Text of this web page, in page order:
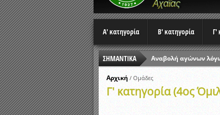
Α' κατηγορία Β' κατηγορία Γ'
ΣΗΜΑΝΤΙΚΑ
Αναβολή αγώνων
Αποτελέσματα
Αρχική / Ομάδες
Γ' κατηγορία (4ος